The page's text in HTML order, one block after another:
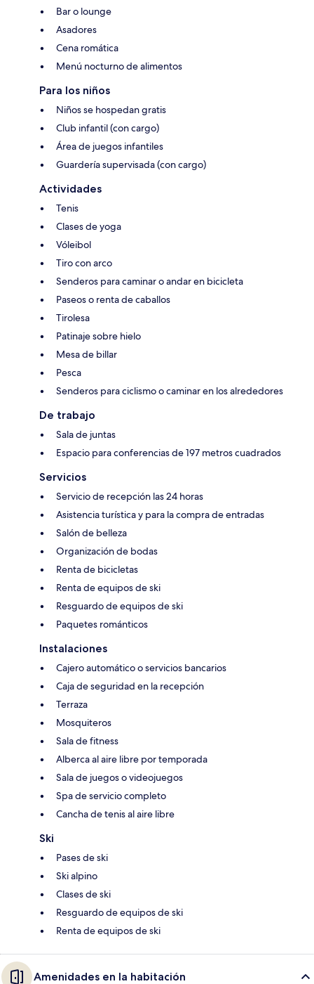
Bar o lounge
Asadores
Cena romática
Menú nocturno de alimentos
Para los niños
Niños se hospedan gratis
Club infantil (con cargo)
Área de juegos infantiles
Guardería supervisada (con cargo)
Actividades
Tenis
Clases de yoga
Vóleibol
Tiro con arco
Senderos para caminar o andar en bicicleta
Paseos o renta de caballos
Tirolesa
Patinaje sobre hielo
Mesa de billar
Pesca
Senderos para ciclismo o caminar en los alrededores
De trabajo
Sala de juntas
Espacio para conferencias de 197 metros cuadrados
Servicios
Servicio de recepción las 24 horas
Asistencia turística y para la compra de entradas
Salón de belleza
Organización de bodas
Renta de bicicletas
Renta de equipos de ski
Resguardo de equipos de ski
Paquetes románticos
Instalaciones
Cajero automático o servicios bancarios
Caja de seguridad en la recepción
Terraza
Mosquiteros
Sala de fitness
Alberca al aire libre por temporada
Sala de juegos o videojuegos
Spa de servicio completo
Cancha de tenis al aire libre
Ski
Pases de ski
Ski alpino
Clases de ski
Resguardo de equipos de ski
Renta de equipos de ski
Amenidades en la habitación